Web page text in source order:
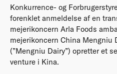
Konkurrence- og
forenklet anmeldelse af en
mejerikoncern Arla Foods
mejerikoncern China Mengniu
(”Mengniu Dairy”) opretter et
venture i Kina.